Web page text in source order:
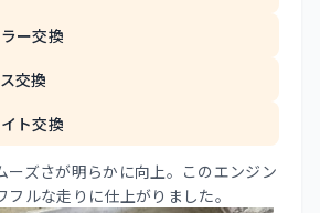
ー交換
交換
ト交換
ーズさが明らかに向上。このエンジン
ルな走りに仕上がりました。